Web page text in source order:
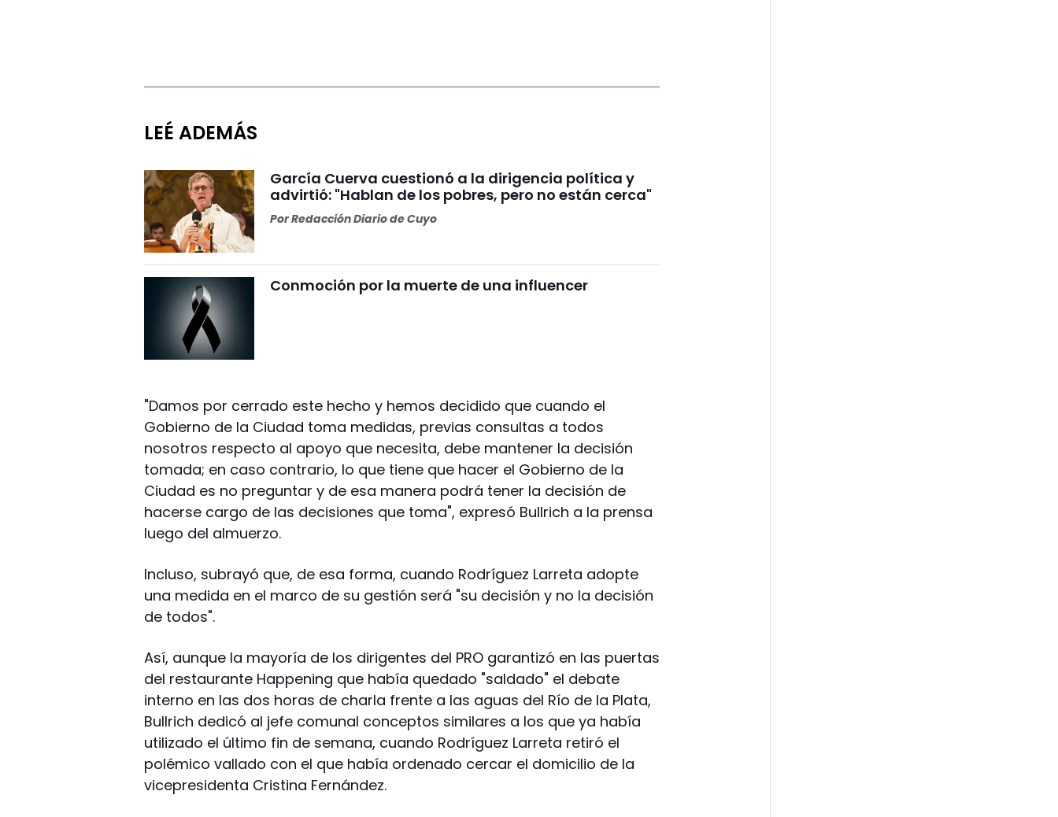
LEÉ ADEMÁS
García Cuerva cuestionó a la dirigencia política y
advirtió: "Hablan de los pobres, pero no están cerca"
PorRedacción Diario de Cuyo
Conmoción por la muerte de una influencer
"Damos por cerrado este hecho y hemos decidido que cuando el
Gobierno de la Ciudad toma medidas, previas consultas a todos
nosotros respecto al apoyo que necesita, debe mantener la decisión
tomada; en caso contrario, lo que tiene que hacer el Gobierno de la
Ciudad es no preguntar y de esa manera podrá tener la decisión de
hacerse cargo de las decisiones que toma", expresó Bullrich a la prensa
luego del almuerzo.
Incluso, subrayó que, de esa forma, cuando Rodríguez Larreta adopte
una medida en el marco de su gestión será "su decisión y no la decisión
de todos".
Así, aunque la mayoría de los dirigentes del PRO garantizó en las puertas
del restaurante Happening que había quedado "saldado" el debate
interno en las dos horas de charla frente a las aguas del Río de la Plata,
Bullrich dedicó al jefe comunal conceptos similares a los que ya había
utilizado el último fin de semana, cuando Rodríguez Larreta retiró el
polémico vallado con el que había ordenado cercar el domicilio de la
vicepresidenta Cristina Fernández.